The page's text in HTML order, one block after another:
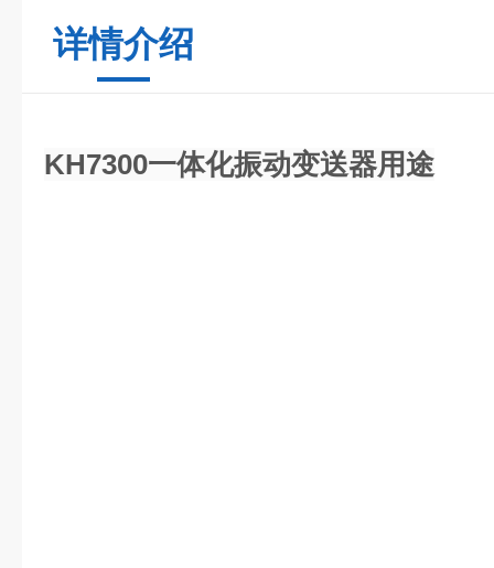
详情介绍
KH7300一体化振动变送器用途